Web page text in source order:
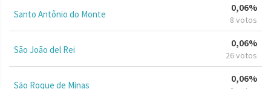
Santo Antônio do Monte
0,06%
8 votos
São João del Rei
0,06%
26 votos
São Roque de Minas
0,06%